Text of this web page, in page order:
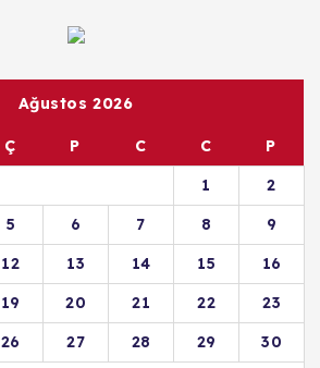
Ağustos 2026
Ç P C C
P
1
2
5 6 7 8
9
12 13 14 15
16
19 20 21 22
23
26 27 28 29
30